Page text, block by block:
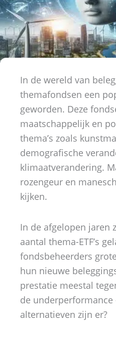
In de wereld van
themafondsen een
geworden. Deze
maatschappelijk en
thema’s zoals
demografische
klimaatverandering.
rozengeur en
kijken.
In de afgelopen jaren
aantal thema-ETF’s
fondsbeheerders
hun nieuwe
prestatie meestal
de underperformance
alternatieven zijn er?